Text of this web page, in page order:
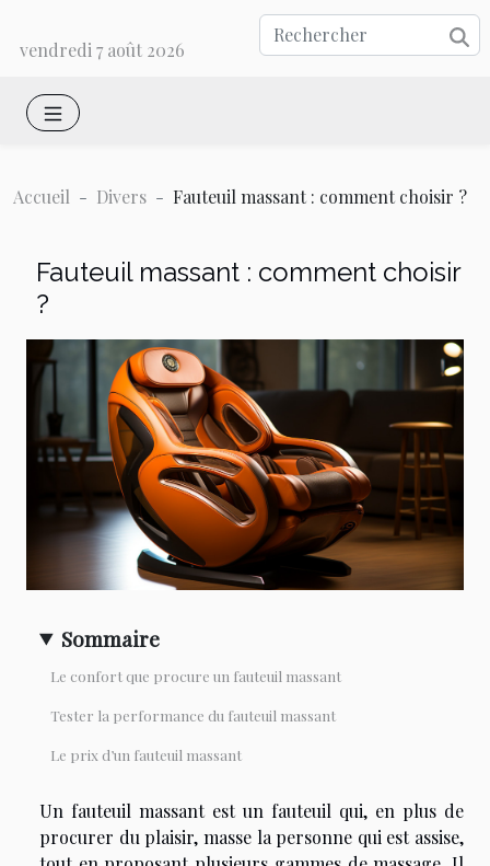
vendredi 7 août 2026
Accueil Divers Fauteuil massant : comment choisir ?
Fauteuil massant : comment choisir
?
Sommaire
Le confort que procure un fauteuil massant
Tester la performance du fauteuil massant
Le prix d’un fauteuil massant
Un fauteuil massant est un fauteuil qui, en plus de
procurer du plaisir, masse la personne qui est assise,